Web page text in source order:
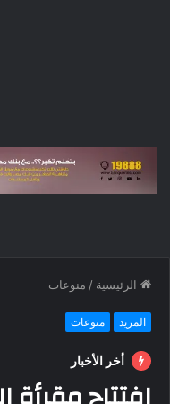
الرئيسية / منوعات
المزيد منوعات
أخر الأخبار